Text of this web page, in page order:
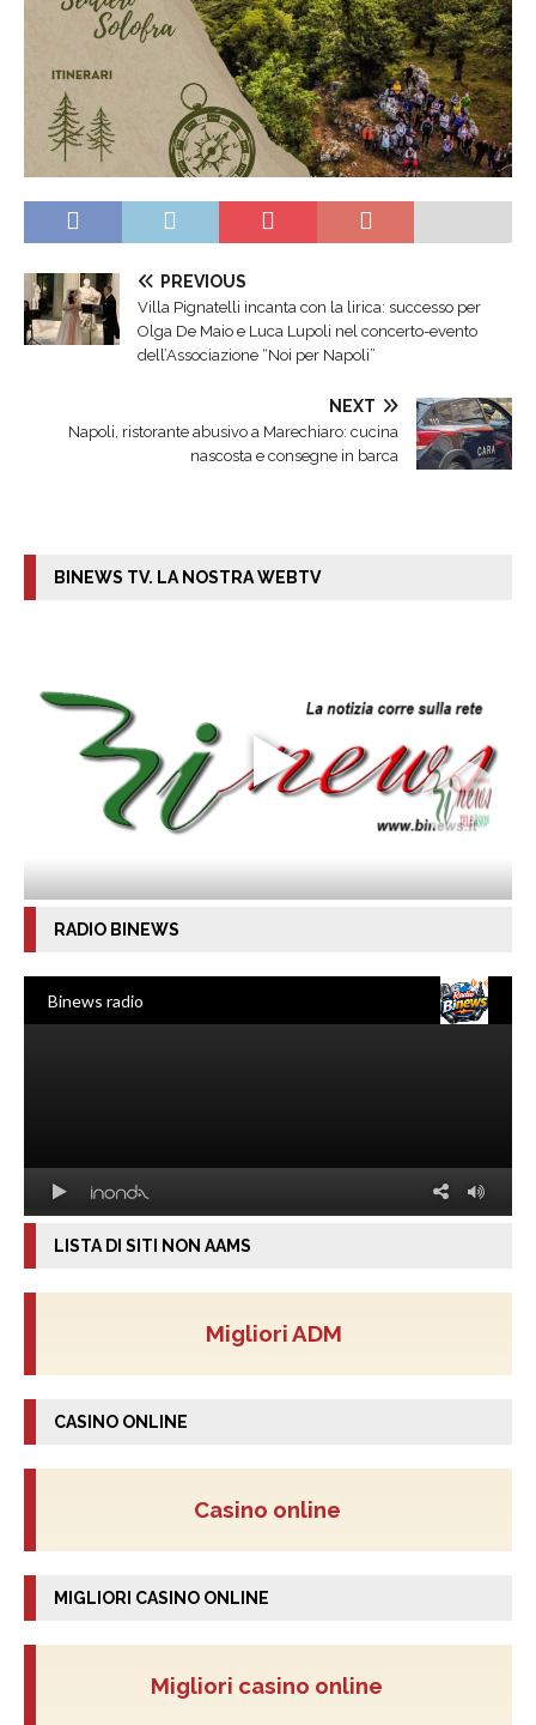
PREVIOUS
Villa Pignatelli incanta con la lirica: successo per
Olga De Maio e Luca Lupoli nel concerto-evento
dell’Associazione “Noi per Napoli”
NEXT
Napoli, ristorante abusivo a Marechiaro: cucina
nascosta e consegne in barca
BINEWS TV. LA NOSTRA WEBTV
RADIO BINEWS
LISTA DI SITI NON AAMS
Migliori ADM
CASINO ONLINE
Casino online
MIGLIORI CASINO ONLINE
Migliori casino online